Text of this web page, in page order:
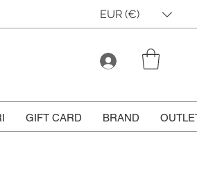
EUR (€)
GIFT CARD BRAND